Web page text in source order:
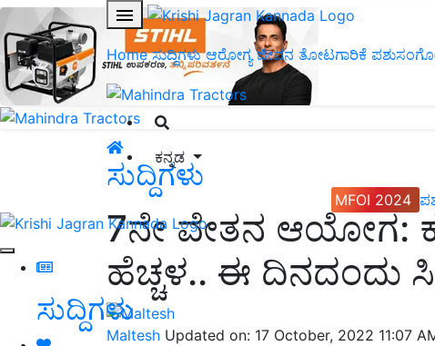
Home ಸುದ್ದಿಗಳು ಆರೋಗ್ಯ ಜೀವನ ತೋಟಗಾರಿಕೆ
ಕನ್ನಡ
MFOI 2024
ಸುದ್ದಿಗಳು
ಸುದ್ದಿಗಳು
7ನೇ ವೇತನ ಆಯೋಗ:
ಹೆಚ್ಚಳ.. ಈ ದಿನದಂದು
Maltesh Updated on: 17 October, 2022 11:07